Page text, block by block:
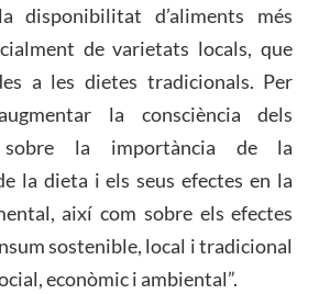
disponibilitat d’aliments més
de varietats locals, que
a les dietes tradicionals. Per
la consciència dels
sobre la importància de la
la dieta i els seus efectes en la
així com sobre els efectes
sostenible, local i tradicional
econòmic i ambiental”.